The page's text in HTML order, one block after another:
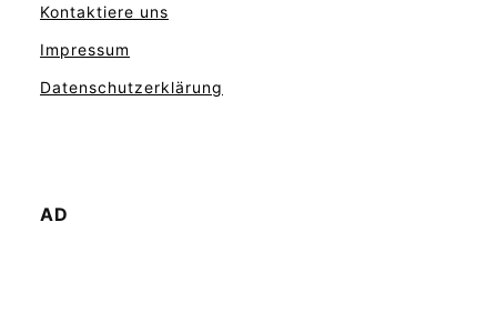
Kontaktiere uns
Impressum
Datenschutzerklärung
AD